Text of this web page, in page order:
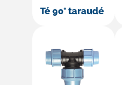
Té 90° taraudé